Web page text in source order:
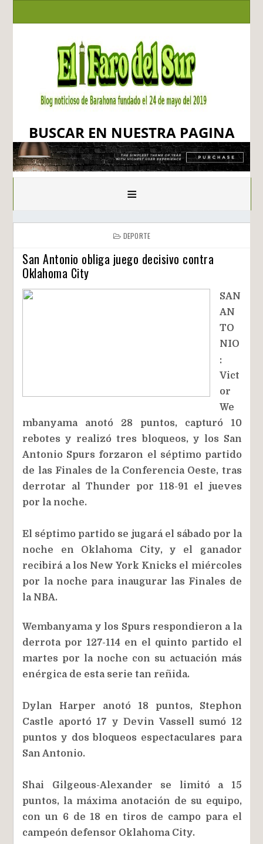
BUSCAR EN NUESTRA PAGINA
≡
DEPORTE
San Antonio obliga juego decisivo contra
Oklahoma City
SAN
AN
TO
NIO
:
Vict
or
We
mbanyama anotó 28 puntos, capturó 10
rebotes y realizó tres bloqueos, y los San
Antonio Spurs forzaron el séptimo partido
de las Finales de la Conferencia Oeste, tras
derrotar al Thunder por 118-91 el jueves
por la noche.
El séptimo partido se jugará el sábado por la
noche en Oklahoma City, y el ganador
recibirá a los New York Knicks el miércoles
por la noche para inaugurar las Finales de
la NBA.
Wembanyama y los Spurs respondieron a la
derrota por 127-114 en el quinto partido el
martes por la noche con su actuación más
enérgica de esta serie tan reñida.
Dylan Harper anotó 18 puntos, Stephon
Castle aportó 17 y Devin Vassell sumó 12
puntos y dos bloqueos espectaculares para
San Antonio.
Shai Gilgeous-Alexander se limitó a 15
puntos, la máxima anotación de su equipo,
con un 6 de 18 en tiros de campo para el
campeón defensor Oklahoma City.